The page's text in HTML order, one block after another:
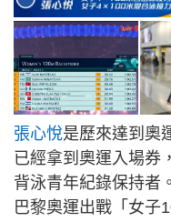
張心悅是歷來達到奧
已經拿到奧運入場券
背泳青年紀錄保持者
巴黎奧運出戰「女子